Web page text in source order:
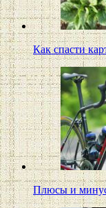
Как спасти
Плюсы и